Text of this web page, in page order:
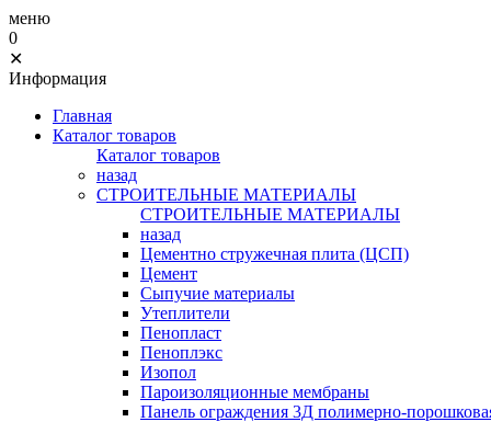
меню
0
✕
Информация
Главная
Каталог товаров
Каталог товаров
назад
СТРОИТЕЛЬНЫЕ МАТЕРИАЛЫ
СТРОИТЕЛЬНЫЕ МАТЕРИАЛЫ
назад
Цементно стружечная плита (ЦСП)
Цемент
Сыпучие материалы
Утеплители
Пенопласт
Пеноплэкс
Изопол
Пароизоляционные мембраны
Панель ограждения 3Д полимерно-